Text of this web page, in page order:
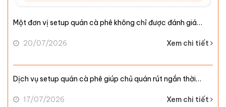
Một đơn vị setup quán cà phê không chỉ được đánh giá…
20/07/2026 Xem chi tiết
Dịch vụ setup quán cà phê giúp chủ quán rút ngắn thời…
17/07/2026 Xem chi tiết